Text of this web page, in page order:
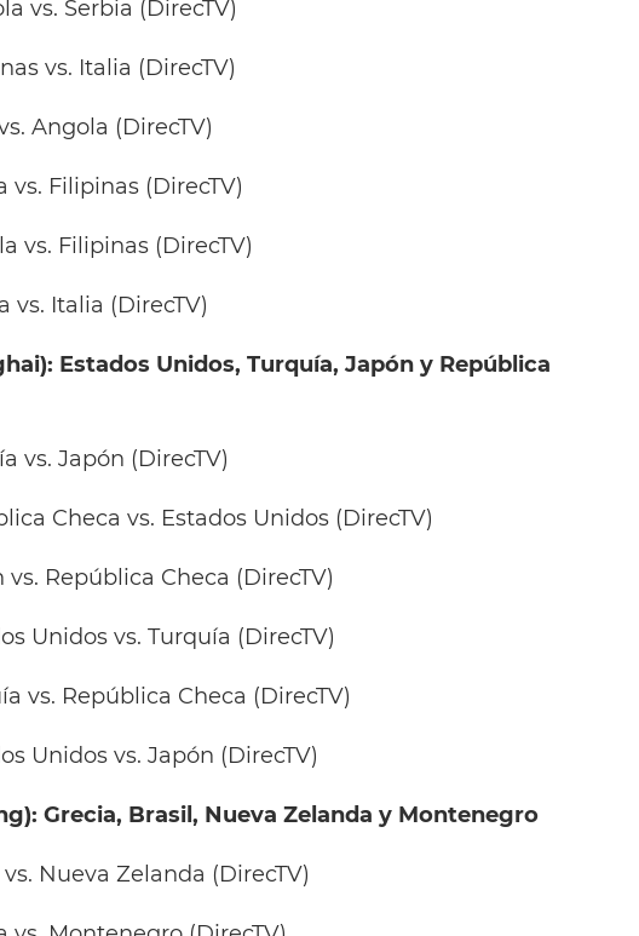
vs. Serbia (DirecTV)
vs. Italia (DirecTV)
Angola (DirecTV)
vs. Filipinas (DirecTV)
vs. Filipinas (DirecTV)
vs. Italia (DirecTV)
Estados Unidos, Turquía, Japón y República
vs. Japón (DirecTV)
Checa vs. Estados Unidos (DirecTV)
vs. República Checa (DirecTV)
Unidos vs. Turquía (DirecTV)
vs. República Checa (DirecTV)
Unidos vs. Japón (DirecTV)
Grecia, Brasil, Nueva Zelanda y Montenegro
Nueva Zelanda (DirecTV)